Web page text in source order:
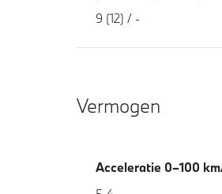
9 (12) / -
Vermogen
Acceleratie 0–100